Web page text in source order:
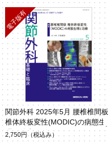
関節外科 2025年5月 腰椎椎間板
椎体終板変性(MODIC)の病態生
理と治療（Vol.44 No.5）
2,750円 （税込み）